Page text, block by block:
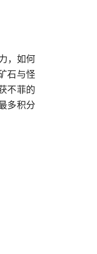
，如何
石与怪
不菲的
多积分